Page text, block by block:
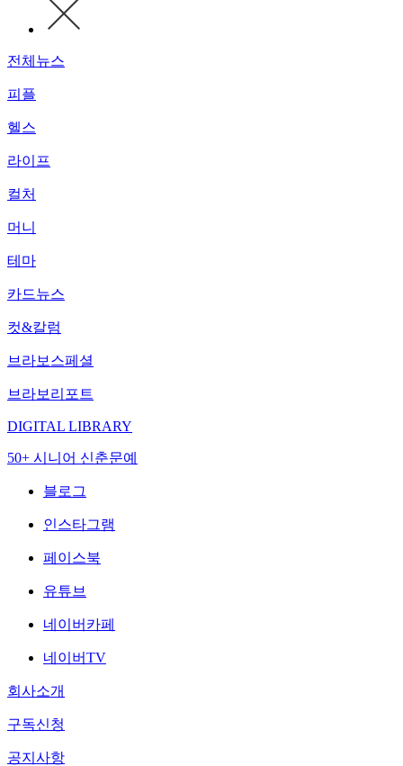
전체뉴스
피플
헬스
라이프
컬처
머니
테마
카드뉴스
컷&칼럼
브라보스페셜
브라보리포트
DIGITAL LIBRARY
50+ 시니어 신춘문예
블로그
인스타그램
페이스북
유튜브
네이버카페
네이버TV
회사소개
구독신청
공지사항